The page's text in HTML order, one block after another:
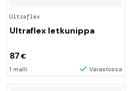
Ultraflex
Ultraflex letkunippa
87€
1 malli Varastossa